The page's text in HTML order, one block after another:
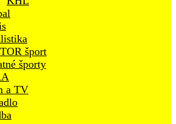
šport
športy
a TV